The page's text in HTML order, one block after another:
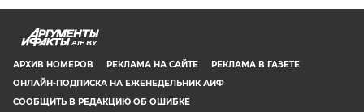
AIF.BY
АРХИВ НОМЕРОВ РЕКЛАМА НА САЙТЕ
РЕКЛАМА В ГАЗЕТЕ
ОНЛАЙН-ПОДПИСКА НА ЕЖЕНЕДЕЛЬНИК АИФ
СООБЩИТЬ В РЕДАКЦИЮ ОБ ОШИБКЕ